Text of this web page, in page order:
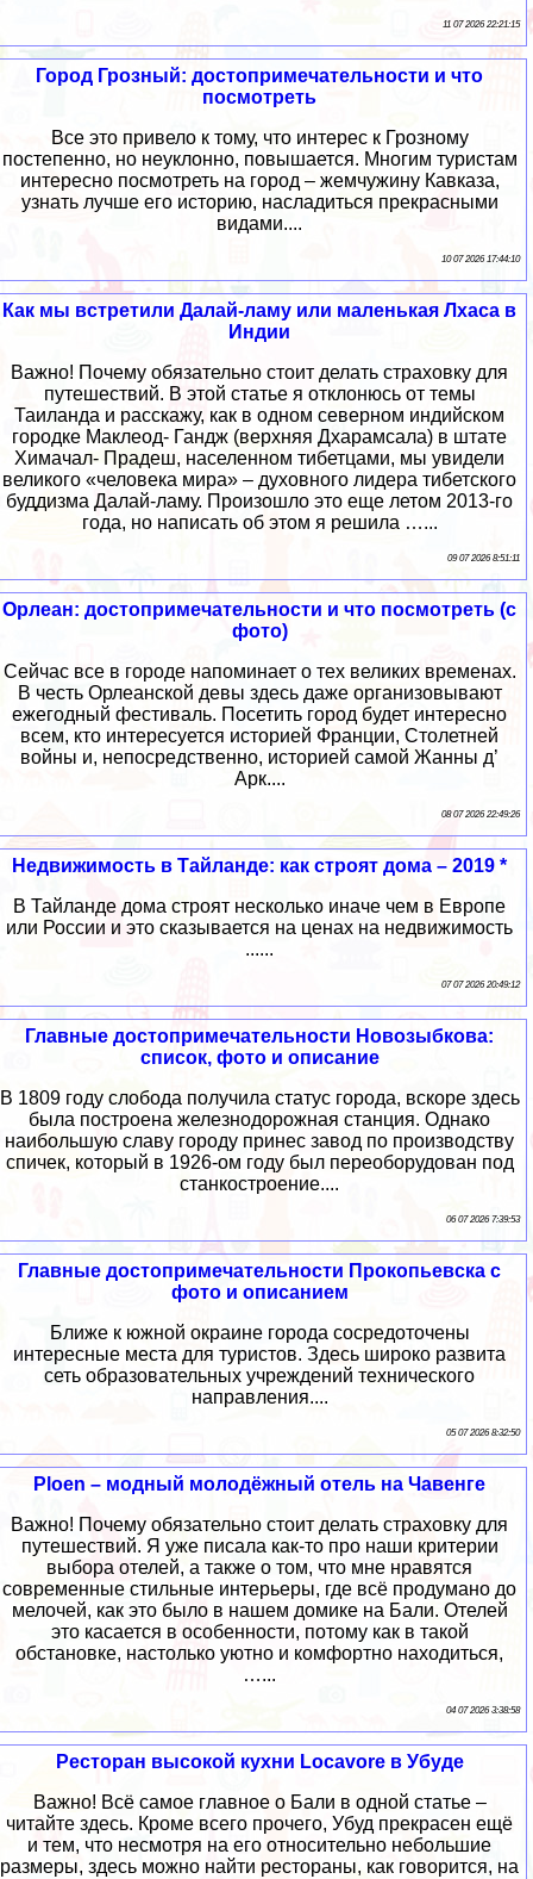
11 07 2026 22:21:15
Город Грозный: достопримечательности и что
посмотреть
Все это привело к тому, что интерес к Грозному
постепенно, но неуклонно, повышается. Многим туристам
интересно посмотреть на город – жемчужину Кавказа,
узнать лучше его историю, насладиться прекрасными
видами....
10 07 2026 17:44:10
Как мы встретили Далай-ламу или маленькая Лхаса в
Индии
Важно! Почему обязательно стоит делать страховку для
путешествий. В этой статье я отклонюсь от темы
Таиланда и расскажу, как в одном северном индийском
городке Маклеод- Гандж (верхняя Дхарамсала) в штате
Химачал- Прадеш, населенном тибетцами, мы увидели
великого «человека мира» – духовного лидера тибетского
буддизма Далай-ламу. Произошло это еще летом 2013-го
года, но написать об этом я решила …...
09 07 2026 8:51:11
Орлеан: достопримечательности и что посмотреть (с
фото)
Сейчас все в городе напоминает о тех великих временах.
В честь Орлеанской девы здесь даже организовывают
ежегодный фестиваль. Посетить город будет интересно
всем, кто интересуется историей Франции, Столетней
войны и, непосредственно, историей самой Жанны д’
Арк....
08 07 2026 22:49:26
Недвижимость в Тайланде: как строят дома – 2019 *
В Тайланде дома строят несколько иначе чем в Европе
или России и это сказывается на ценах на недвижимость
......
07 07 2026 20:49:12
Главные достопримечательности Новозыбкова:
список, фото и описание
В 1809 году слобода получила статус города, вскоре здесь
была построена железнодорожная станция. Однако
наибольшую славу городу принес завод по производству
спичек, который в 1926-ом году был переоборудован под
станкостроение....
06 07 2026 7:39:53
Главные достопримечательности Прокопьевска с
фото и описанием
Ближе к южной окраине города сосредоточены
интересные места для туристов. Здесь широко развита
сеть образовательных учреждений технического
направления....
05 07 2026 8:32:50
Ploen – модный молодёжный отель на Чавенге
Важно! Почему обязательно стоит делать страховку для
путешествий. Я уже писала как-то про наши критерии
выбора отелей, а также о том, что мне нравятся
современные стильные интерьеры, где всё продумано до
мелочей, как это было в нашем домике на Бали. Отелей
это касается в особенности, потому как в такой
обстановке, настолько уютно и комфортно находиться,
…...
04 07 2026 3:38:58
Ресторан высокой кухни Locavore в Убуде
Важно! Всё самое главное о Бали в одной статье –
читайте здесь. Кроме всего прочего, Убуд прекрасен ещё
и тем, что несмотря на его относительно небольшие
размеры, здесь можно найти рестораны, как говорится, на